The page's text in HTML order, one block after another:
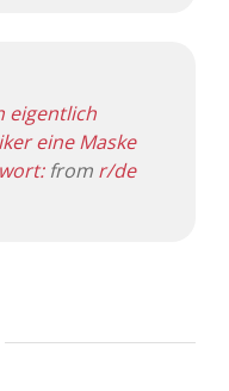
eigentlich
eine Maske
from r/de